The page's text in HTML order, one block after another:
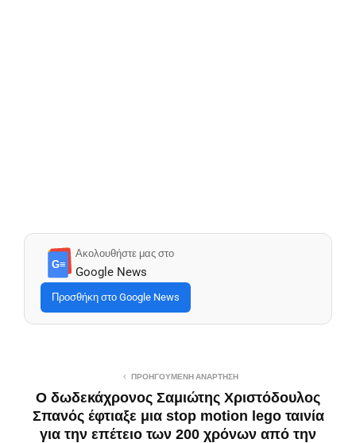
G≡
Ακολουθήστε μας στο
Google News
Προσθήκη στο Google News
ΠΡΟΗΓΟΎΜΕΝΗ ΑΝΆΡΤΗΣΗ
Ο δωδεκάχρονος Σαμιώτης Χριστόδουλος
Σπανός έφτιαξε μια stop motion lego ταινία
για την επέτειο των 200 χρόνων από την